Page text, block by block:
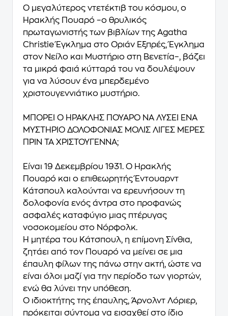
Ο μεγαλύτερος ντετέκτιβ του κόσμου, ο
Ηρακλής Πουαρό –ο θρυλικός
πρωταγωνιστής των βιβλίων της Agatha
ChristieΈγκλημα στο Οριάν Εξπρές,Έγκλημα
στον Νείλο και Μυστήριο στη Βενετία–, βάζει
τα μικρά φαιά κύτταρά του να δουλέψουν
για να λύσουν ένα μπερδεμένο
χριστουγεννιάτικο μυστήριο.
ΜΠΟΡΕΙ Ο ΗΡΑΚΛΗΣ ΠΟΥΑΡΟ ΝΑ ΛΥΣΕΙ ΕΝΑ
ΜΥΣΤΗΡΙΟ ΔΟΛΟΦΟΝΙΑΣ ΜΟΛΙΣ ΛΙΓΕΣ ΜΕΡΕΣ
ΠΡΙΝ ΤΑ ΧΡΙΣΤΟΥΓΕΝΝΑ;
Είναι 19 Δεκεμβρίου 1931. Ο Ηρακλής
Πουαρό και ο επιθεωρητής Έντουαρντ
Κάτσπουλ καλούνται να ερευνήσουν τη
δολοφονία ενός άντρα στο προφανώς
ασφαλές καταφύγιο μιας πτέρυγας
νοσοκομείου στο Νόρφολκ.
Η μητέρα του Κάτσπουλ, η επίμονη Σίνθια,
ζητάει από τον Πουαρό να μείνει σε μια
έπαυλη φίλων της πάνω στην ακτή, ώστε να
είναι όλοι μαζί για την περίοδο των γιορτών,
ενώ θα λύνει την υπόθεση.
Ο ιδιοκτήτης της έπαυλης, Άρνολντ Λόριερ,
πρόκειται σύντομα να εισαχθεί στο ίδιο